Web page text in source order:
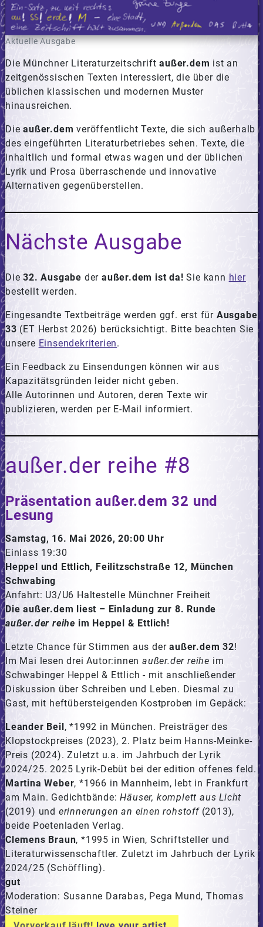
Aktuelle Ausgabe
Die Münchner Literaturzeitschriftaußer.dem ist an
zeitgenössischen Texten interessiert, die über die
üblichen klassischen und modernen Muster
hinausreichen.
Dieaußer.dem veröffentlicht Texte, die sich außerhalb
des eingeführten Literaturbetriebes sehen. Texte, die
inhaltlich und formal etwas wagen und der üblichen
Lyrik und Prosa überraschende und innovative
Alternativen gegenüberstellen.
Nächste Ausgabe
Die32. Ausgabe der außer.dem ist da! Sie kann hier
bestellt werden.
Eingesandte Textbeiträge werden ggf. erst für Ausgabe
33 (ET Herbst 2026) berücksichtigt. Bitte beachten Sie
unsere Einsendekriterien.
Ein Feedback zu Einsendungen können wir aus
Kapazitätsgründen leider nicht geben.
Alle Autorinnen und Autoren, deren Texte wir
publizieren, werden per E-Mail informiert.
außer.der reihe #8
Präsentation außer.dem 32 und
Lesung
Samstag, 16. Mai 2026, 20:00 Uhr
Einlass 19:30
Heppel und Ettlich, Feilitzschstraße 12, München
Schwabing
Anfahrt: U3/U6 Haltestelle Münchner Freiheit
Die außer.dem liest – Einladung zur 8. Runde
außer.der reihe im Heppel & Ettlich!
Letzte Chance für Stimmen aus deraußer.dem 32!
Im Mai lesen drei Autor:innen außer.der reihe im
Schwabinger Heppel & Ettlich - mit anschließender
Diskussion über Schreiben und Leben. Diesmal zu
Gast, mit heftübersteigenden Kostproben im Gepäck:
Leander Beil ,*1992 in München. Preisträger des
Klopstockpreises (2023), 2. Platz beim Hanns-Meinke-
Preis (2024). Zuletzt u.a. im Jahrbuch der Lyrik
2024/25. 2025 Lyrik-Debüt bei der edition offenes feld.
Martina Weber,*1966 in Mannheim, lebt in Frankfurt
am Main. Gedichtbände:Häuser, komplett aus Licht
(2019) und erinnerungen an einen rohstoff(2013),
beide Poetenladen Verlag.
Clemens Braun,*1995 in Wien, Schriftsteller und
Literaturwissenschaftler. Zuletzt im Jahrbuch der Lyrik
2024/25 (Schöffling).
gut
Moderation: Susanne Darabas, Pega Mund, Thomas
Steiner